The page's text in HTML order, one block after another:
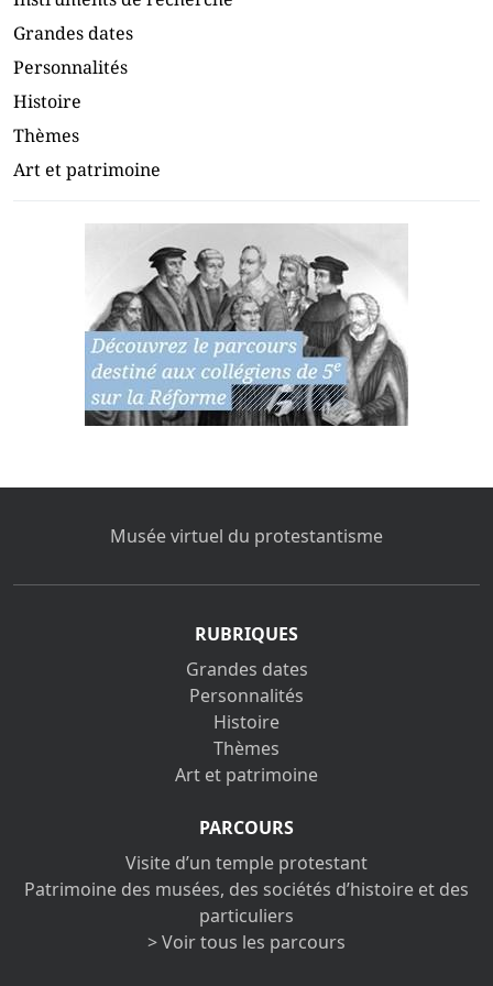
Grandes dates
Personnalités
Histoire
Thèmes
Art et patrimoine
Musée virtuel du protestantisme
RUBRIQUES
Grandes dates
Personnalités
Histoire
Thèmes
Art et patrimoine
PARCOURS
Visite d’un temple protestant
Patrimoine des musées, des sociétés d’histoire et des
particuliers
> Voir tous les parcours